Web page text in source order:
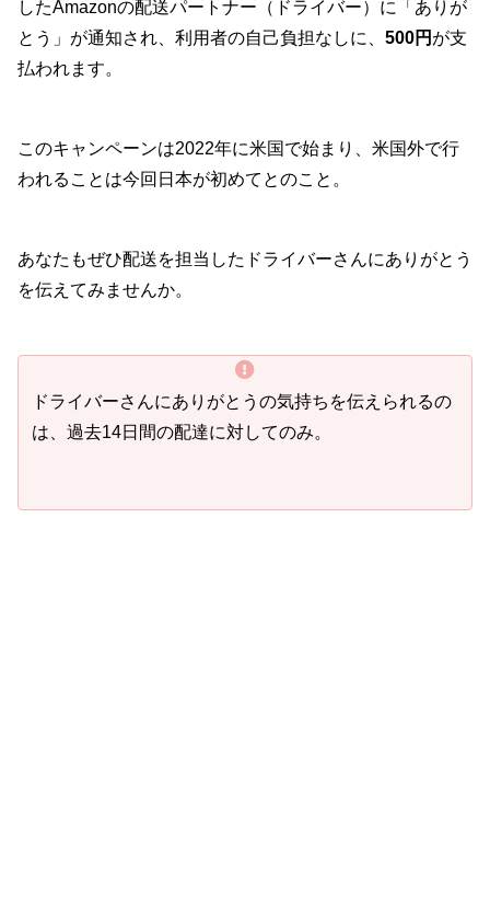
したAmazonの配送パートナー（ドライバー）に「ありが
とう」が通知され、利用者の自己負担なしに、 500円 が支
払われます。
このキャンペーンは2022年に米国で始まり、米国外で行
われることは今回日本が初めてとのこと。
あなたもぜひ配送を担当したドライバーさんにありがとう
を伝えてみませんか。
ドライバーさんにありがとうの気持ちを伝えられるの
は、過去14日間の配達に対してのみ。